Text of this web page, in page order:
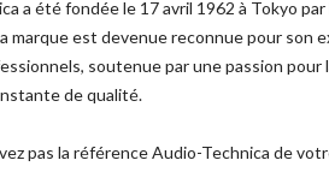
a été fondée le 17 avril 1962 à Tokyo
marque est devenue reconnue pour son
soutenue par une passion
de qualité.
pas la référence Audio-Technica de